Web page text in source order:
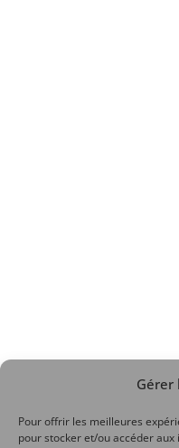
Gérer
Pour offrir les meilleures
pour stocker et/ou accéder